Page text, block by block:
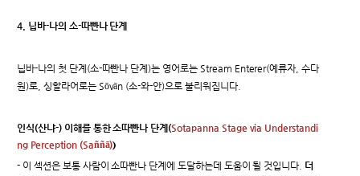
4. 닙바-나의 소-따빤나 단계
닙바-나의 첫 단계(소-따빤나 단계)는 영어로는 Stream Enterer(예류자, 수다
원)로, 싱할라어로는 Sōvān (소-와-안)으로 불리워집니다.
인식(산냐-) 이해를 통한 소따빤나 단계(Sotapanna Stage via Understandi
ng Perception (Saññā))
- 이 섹션은 보통 사람이 소따빤나 단계에 도달하는데 도움이 될 것입니다. 더